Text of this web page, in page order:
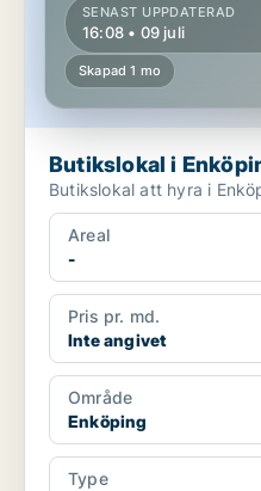
SENAST UPPDATERAD
16:08 • 09 juli
Skapad 1 mo
Butikslokal i
Butikslokal att hyra i
Areal
-
Pris pr. md.
Inte angivet
Område
Enköping
Type